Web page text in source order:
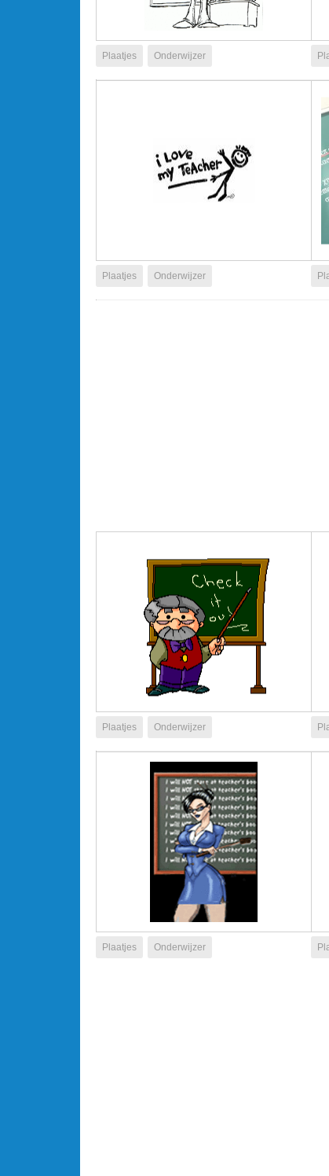
Plaatjes Onderwijzer
Plaatjes Onderwijzer
Plaatjes Onderwijzer
Plaatjes Onderwijzer